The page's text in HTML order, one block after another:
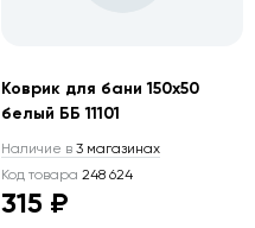
Коврик для бани 150х50
белый ББ 11101
Наличие в 3 магазинах
Код товара 248 624
315 ₽